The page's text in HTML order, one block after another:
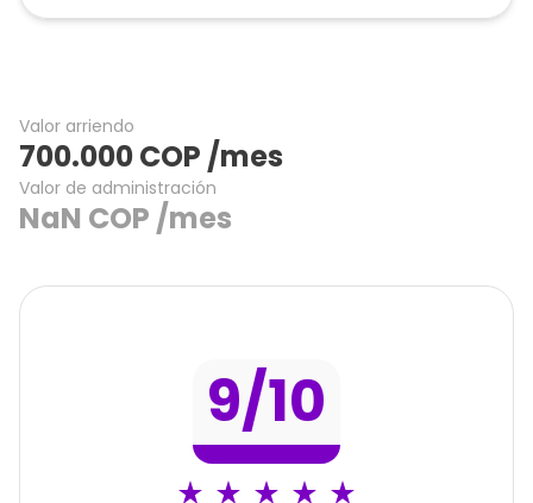
Valor arriendo
700.000COP /mes
Valor de administración
NaN COP /mes
9/10